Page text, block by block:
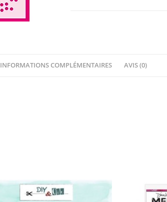
Mask
INFORMATIONS COMPLÉMENTAIRES AVIS (0)